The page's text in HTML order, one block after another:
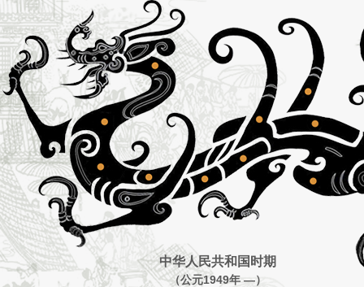
中华人民共和国时期
（公元1949年 —）